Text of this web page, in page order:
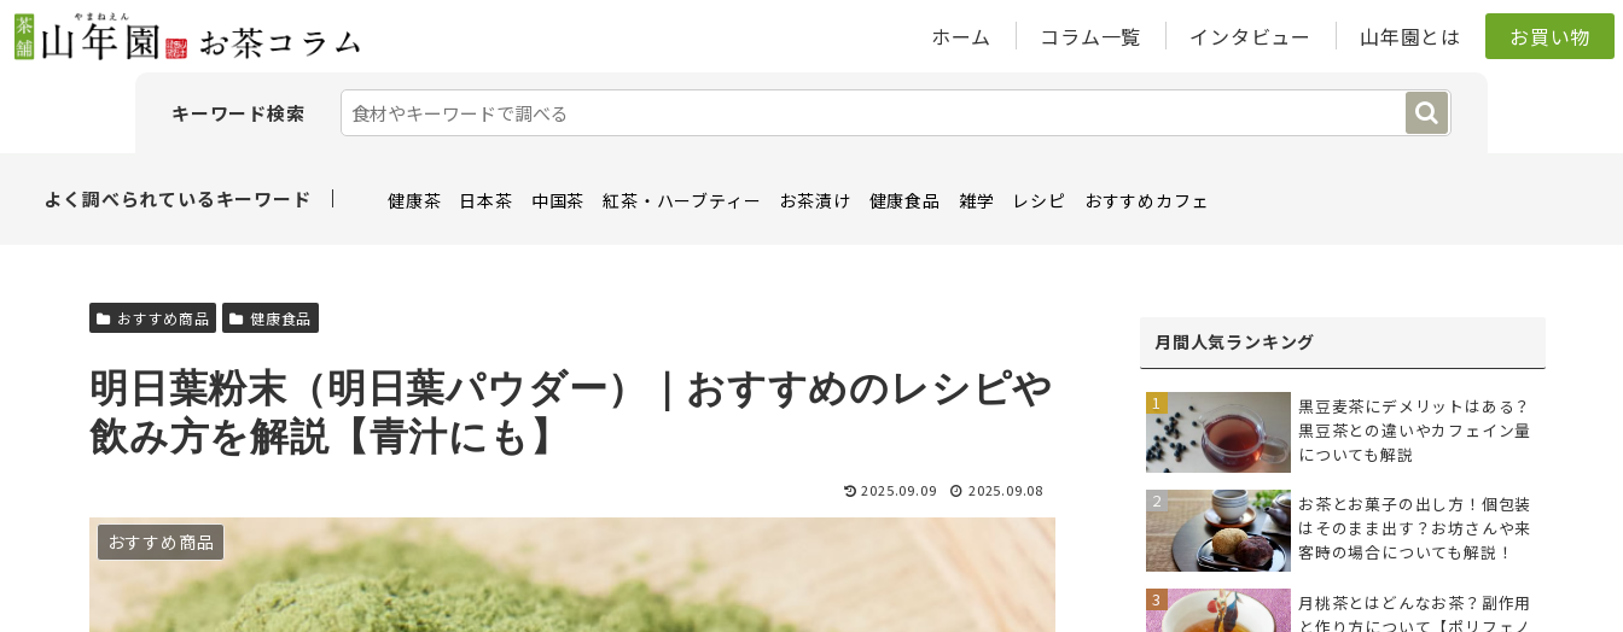
ホーム コラム一覧 インタビュー 山年園とは お買い物
キーワード検索
よく調べられているキーワード 健康茶 日本茶 中国茶 紅茶・ハーブティー お茶漬け 健康食品 雑学 レシピ おすすめカフェ
おすすめ商品 健康食品
明日葉粉末（明日葉パウダー）｜おすすめのレシピや
飲み方を解説【青汁にも】
2025.09.09 2025.09.08
おすすめ商品
月間人気ランキング
黒豆麦茶にデメリットはある？
黒豆茶との違いやカフェイン量
についても解説
お茶とお菓子の出し方！個包装
はそのまま出す？お坊さんや来
客時の場合についても解説！
月桃茶とはどんなお茶？副作用
と作り方について【ポリフェノ